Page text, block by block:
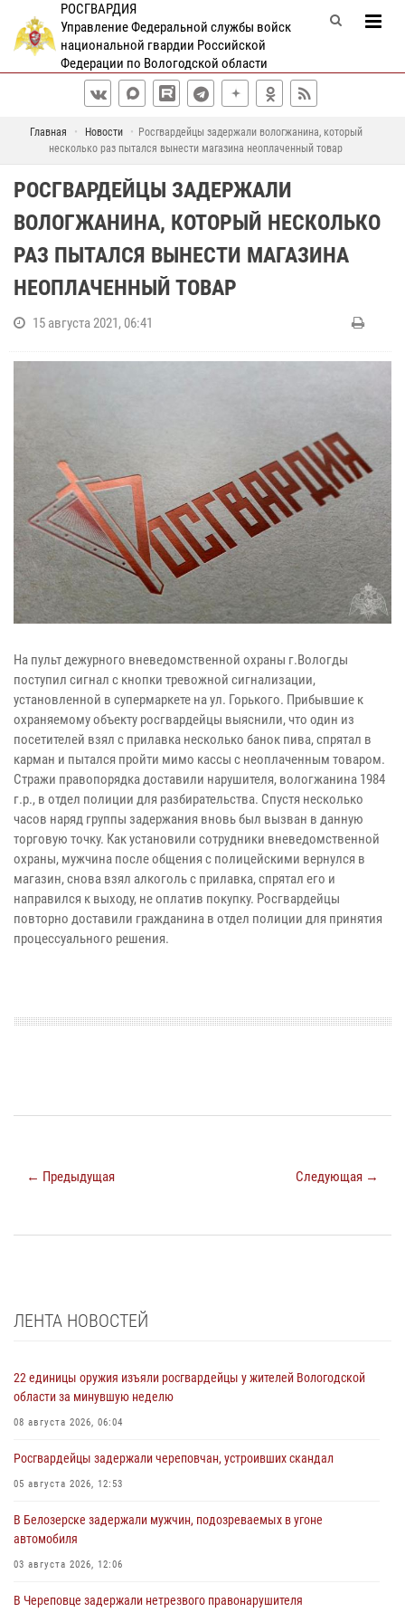
РОСГВАРДИЯ
Управление Федеральной службы войск
национальной гвардии Российской
Федерации по Вологодской области
Главная Новости
Росгвардейцы задержали вологжанина, который
несколько раз пытался вынести магазина неоплаченный товар
РОСГВАРДЕЙЦЫ ЗАДЕРЖАЛИ
ВОЛОГЖАНИНА, КОТОРЫЙ НЕСКОЛЬКО
РАЗ ПЫТАЛСЯ ВЫНЕСТИ МАГАЗИНА
НЕОПЛАЧЕННЫЙ ТОВАР
15 августа 2021, 06:41
На пульт дежурного вневедомственной охраны г.Вологды
поступил сигнал с кнопки тревожной сигнализации,
установленной в супермаркете на ул. Горького. Прибывшие к
охраняемому объекту росгвардейцы выяснили, что один из
посетителей взял с прилавка несколько банок пива, спрятал в
карман и пытался пройти мимо кассы с неоплаченным товаром.
Стражи правопорядка доставили нарушителя, вологжанина 1984
г.р., в отдел полиции для разбирательства. Спустя несколько
часов наряд группы задержания вновь был вызван в данную
торговую точку. Как установили сотрудники вневедомственной
охраны, мужчина после общения с полицейскими вернулся в
магазин, снова взял алкоголь с прилавка, спрятал его и
направился к выходу, не оплатив покупку. Росгвардейцы
повторно доставили гражданина в отдел полиции для принятия
процессуального решения.
← Предыдущая Следующая →
ЛЕНТА НОВОСТЕЙ
22 единицы оружия изъяли росгвардейцы у жителей Вологодской
области за минувшую неделю
08 августа 2026, 06:04
Росгвардейцы задержали череповчан, устроивших скандал
05 августа 2026, 12:53
В Белозерске задержали мужчин, подозреваемых в угоне
автомобиля
03 августа 2026, 12:06
В Череповце задержали нетрезвого правонарушителя